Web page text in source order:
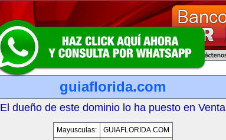
guiaflorida.com
El dueño de este dominio lo ha puesto en Venta
Mayusculas:
GUIAFLORIDA.COM